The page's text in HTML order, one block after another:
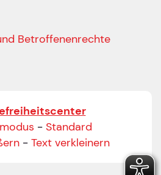
Betroffenenrechte
- Standard
- Text verkleinern